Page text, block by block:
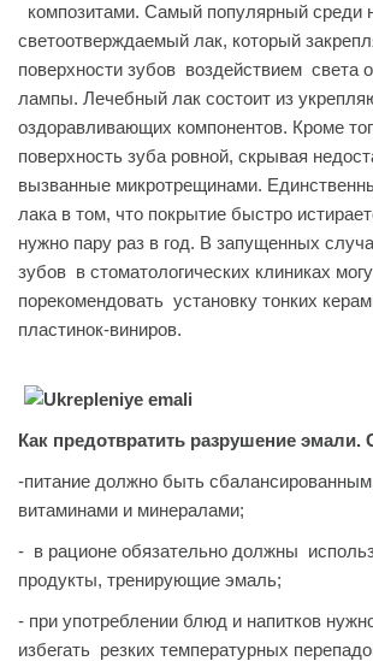
композитами. Самый популярный среди
светоотверждаемый лак, который
поверхности зубов воздействием света
лампы. Лечебный лак состоит из
оздоравливающих компонентов. Кроме
поверхность зуба ровной, скрывая
вызванные микротрещинами.
лака в том, что покрытие быстро
нужно пару раз в год. В запущенных
зубов в стоматологических клиниках
порекомендовать установку тонких
пластинок-виниров.
Как предотвратить разрушение эмали.
-питание должно быть
витаминами и минералами;
- в рационе обязательно должны
продукты, тренирующие эмаль;
- при употреблении блюд и напитков
избегать резких температурных